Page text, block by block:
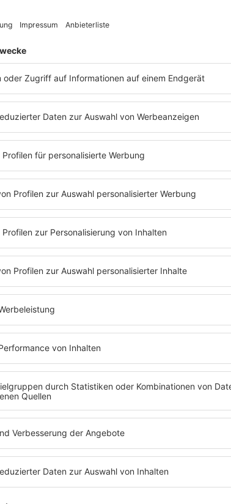
rund 75.000 Briefe aus 35 Ländern,
jede Nachricht. Kinder können malen, basteln,
Jeder Gruß wird gelesen. Wer rechtzeitig
vor Karfreitag, 27. März 2026, eingehen.
im Osterpostbüro passiert und wie die
gut lesbar auf den Umschlag schreiben.